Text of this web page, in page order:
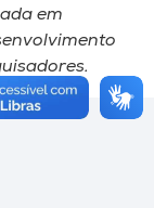
em